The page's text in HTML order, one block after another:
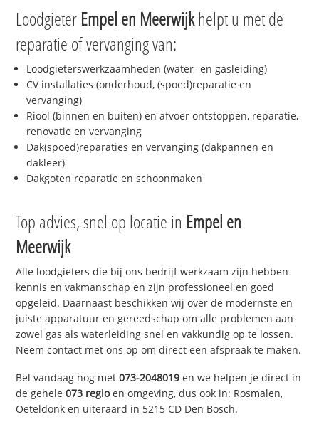
Loodgieter Empel en Meerwijkhelpt u met de
reparatie of vervanging van:
Loodgieterswerkzaamheden (water- en gasleiding)
CV installaties (onderhoud, (spoed)reparatie en
vervanging)
Riool (binnen en buiten) en afvoer ontstoppen, reparatie,
renovatie en vervanging
Dak(spoed)reparaties en vervanging (dakpannen en
dakleer)
Dakgoten reparatie en schoonmaken
Top advies, snel op locatie in Empel en
Meerwijk
Alle loodgieters die bij ons bedrijf werkzaam zijn hebben
kennis en vakmanschap en zijn professioneel en goed
opgeleid. Daarnaast beschikken wij over de modernste en
juiste apparatuur en gereedschap om alle problemen aan
zowel gas als waterleiding snel en vakkundig op te lossen.
Neem contact met ons op om direct een afspraak te maken.
Bel vandaag nog met073-2048019 en we helpen je direct in
de gehele073 regioen omgeving, dus ook in: Rosmalen,
Oeteldonk en uiteraard in 5215 CD Den Bosch.